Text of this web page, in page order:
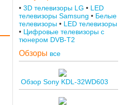
3D телевизоры LG
LED
телевизоры Samsung
Белые
телевизоры
LED телевизоры
Цифровые телевизоры с
тюнером DVB-T2
Обзоры все
Обзор Sony KDL-32WD603